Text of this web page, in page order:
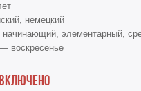
немецкий
элементарный,
воскресенье